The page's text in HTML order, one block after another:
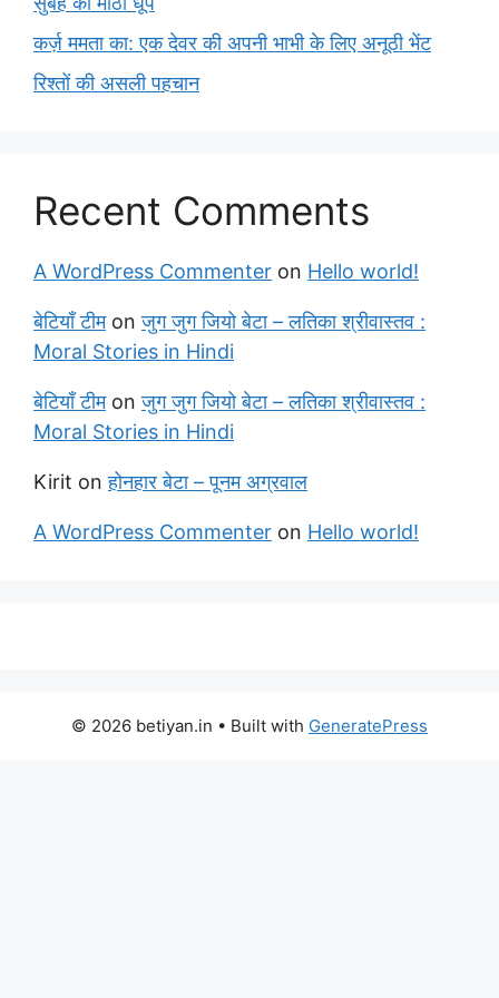
कर्ज़ ममता का: एक देवर की अपनी भाभी के लिए अनूठी भेंट
रिश्तों की असली पहचान
Recent Comments
A WordPress Commenter on Hello world!
बेटियाँ टीमonजुग जुग जियो बेटा – लतिका श्रीवास्तव :
Moral Stories in Hindi
बेटियाँ टीमonजुग जुग जियो बेटा – लतिका श्रीवास्तव :
Moral Stories in Hindi
Kirit onहोनहार बेटा – पूनम अग्रवाल
A WordPress Commenter on Hello world!
© 2026 betiyan.in • Built with GeneratePress